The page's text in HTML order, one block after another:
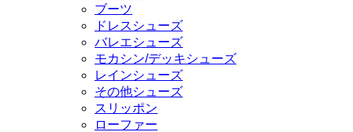
ブーツ
ドレスシューズ
バレエシューズ
モカシン/デッキシューズ
レインシューズ
その他シューズ
スリッポン
ローファー